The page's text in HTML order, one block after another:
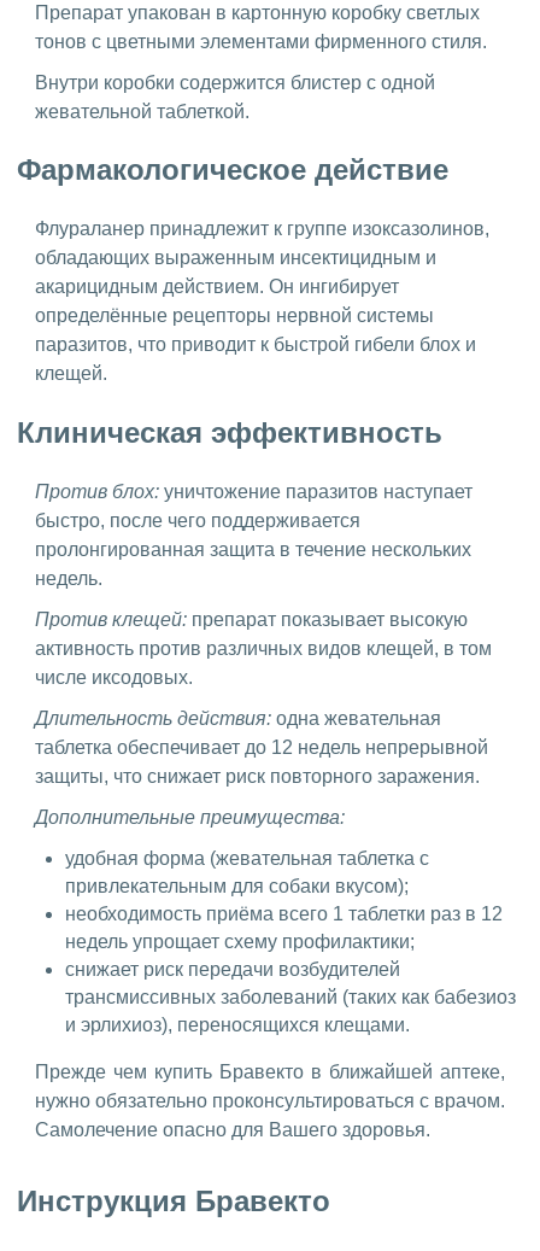
Препарат упакован в картонную коробку светлых
тонов с цветными элементами фирменного стиля.
Внутри коробки содержится блистер с одной
жевательной таблеткой.
Фармакологическое действие
Флураланер принадлежит к группе изоксазолинов,
обладающих выраженным инсектицидным и
акарицидным действием. Он ингибирует
определённые рецепторы нервной системы
паразитов, что приводит к быстрой гибели блох и
клещей.
Клиническая эффективность
Против блох: уничтожение паразитов наступает
быстро, после чего поддерживается
пролонгированная защита в течение нескольких
недель.
Против клещей: препарат показывает высокую
активность против различных видов клещей, в том
числе иксодовых.
Длительность действия: одна жевательная
таблетка обеспечивает до 12 недель непрерывной
защиты, что снижает риск повторного заражения.
Дополнительные преимущества:
удобная форма (жевательная таблетка с
привлекательным для собаки вкусом);
необходимость приёма всего 1 таблетки раз в 12
недель упрощает схему профилактики;
снижает риск передачи возбудителей
трансмиссивных заболеваний (таких как бабезиоз
и эрлихиоз), переносящихся клещами.
Прежде чем купить Бравекто в ближайшей аптеке,
нужно обязательно проконсультироваться с врачом.
Самолечение опасно для Вашего здоровья.
Инструкция Бравекто